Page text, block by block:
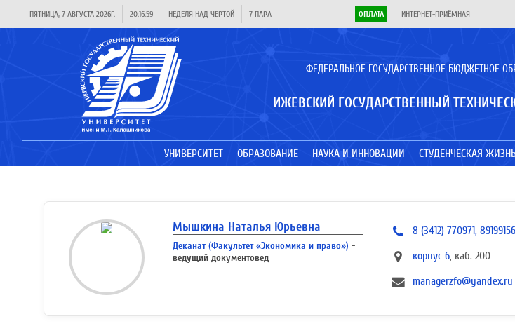
ПЯТНИЦА, 7 АВГУСТА 2026Г. 20:16:59 НЕДЕЛЯ НАД ЧЕРТОЙ 7 ПАРА ОПЛАТА ИНТЕРНЕТ-ПРИЁМНАЯ
ФЕДЕРАЛЬНОЕ ГОСУДАРСТВЕННОЕ БЮДЖЕТНОЕ
ИЖЕВСКИЙ ГОСУДАРСТВЕННЫЙ
УНИВЕРСИТЕТ ОБРАЗОВАНИЕ НАУКА И ИННОВАЦИИ СТУДЕНЧЕСКАЯ
Мышкина Наталья Юрьевна
Деканат (Факультет «Экономика и право») -
ведущий документовед
8 (3412) 770971,
корпус 6, каб. 200
managerzfo@yandex.ru